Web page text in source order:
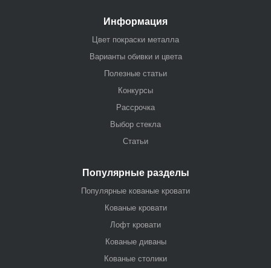
Информация
Цвет покраски металла
Варианты обивки и цвета
Полезные статьи
Конкурсы
Рассрочка
Выбор стекла
Статьи
Популярные разделы
Популярные кованые кровати
Кованые кровати
Лофт кровати
Кованые диваны
Кованые столики